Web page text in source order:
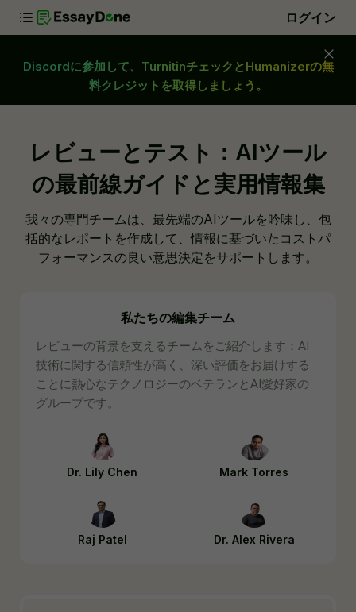
ログイン
Discordに参加して、TurnitinチェックとHumanizerの無
料クレジットを取得しましょう。
レビューとテスト：AIツール
の最前線ガイドと実用情報集
我々の専門チームは、最先端のAIツールを吟味し、包
括的なレポートを作成して、情報に基づいたコストパ
フォーマンスの良い意思決定をサポートします。
私たちの編集チーム
レビューの背景を支えるチームをご紹介します：AI
技術に関する信頼性が高く、深い評価をお届けする
ことに熱心なテクノロジーのベテランとAI愛好家の
グループです。
Dr. Lily Chen Mark Torres
Raj Patel Dr. Alex Rivera